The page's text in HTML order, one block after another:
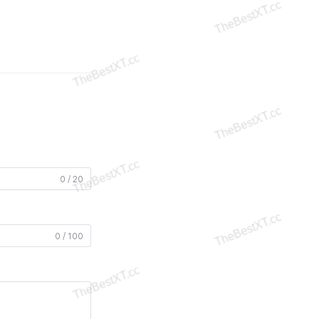
0 / 20
0 / 100